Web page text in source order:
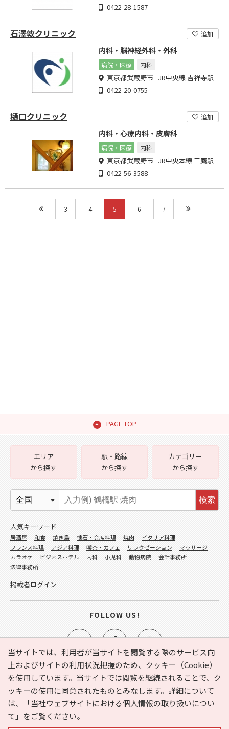
0422-28-1587
石澤敦クリニック 追加
内科・脳神経外科・外科
病院・医療 内科
東京都武蔵野市 JR中央線 吉祥寺駅
0422-20-0755
樋口クリニック 追加
内科・心療内科・皮膚科
病院・医療 内科
東京都武蔵野市 JR中央本線 三鷹駅
0422-56-3588
3 4 5 6 7
PAGE TOP
当サイトでは、利用者が当サイトを閲覧する際のサービス向
上およびサイトの利用状況把握のため、クッキー（Cookie）
を使用しています。当サイトでは閲覧を継続されることで、ク
ッキーの使用に同意されたものとみなします。詳細について
は、
「当社ウェブサイトにおける個人情報の取り扱いについ
て」 をご覧ください。
e-NAVITA（イーナビタ）とは？ お気に入り
ヘルプ
利用規約
個人情報の取り扱いについて
運営会社
サイトマップ
広告掲載に関するお問い合わせ
エリア
から探す
駅・路線
から探す
カテゴリー
から探す
検索
人気キーワード
居酒屋 和食 焼き鳥 懐石・会席料理 焼肉
イタリア料理
フランス料理
アジア料理 喫茶・カフェ リラクゼーション
マッサージ
カラオケ
ビジネスホテル 内科 小児科 動物病院
会計事務所
法律事務所
掲載者ログイン
FOLLOW US!